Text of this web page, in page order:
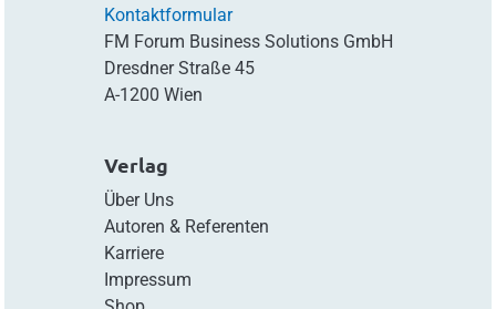
Kontaktformular
FM Forum Business Solutions GmbH
Dresdner Straße 45
A-1200 Wien
Verlag
Über Uns
Autoren & Referenten
Karriere
Impressum